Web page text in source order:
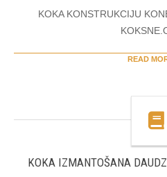
KOKA KONSTRUKCIJU
READ
KOKA IZMANTOŠANA